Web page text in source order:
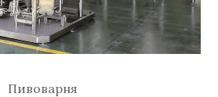
Пивоварня